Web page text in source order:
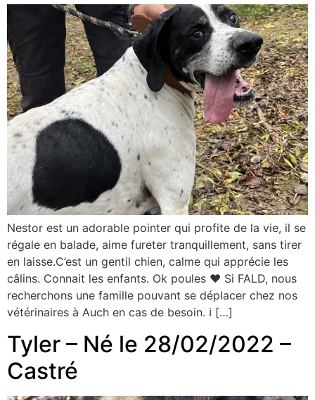
Nestor est un adorable pointer qui profite de la vie, il se
régale en balade, aime fureter tranquillement, sans tirer
en laisse.C’est un gentil chien, calme qui apprécie les
câlins. Connait les enfants. Ok poules ❤ Si FALD, nous
recherchons une famille pouvant se déplacer chez nos
vétérinaires à Auch en cas de besoin. ℹ […]
Tyler – Né le 28/02/2022 –
Castré